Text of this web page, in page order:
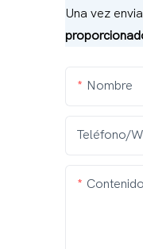
Una vez
Nombre
Teléfono/
Contenido